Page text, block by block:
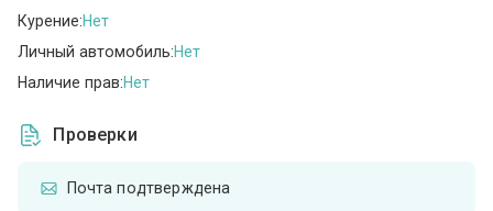
Курение:Нет
Личный автомобиль:Нет
Наличие прав:Нет
Проверки
Почта подтверждена